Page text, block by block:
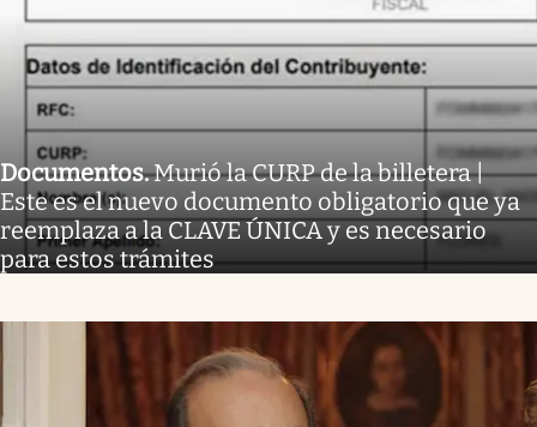
Documentos.Murió la CURP de la billetera |
Este es el nuevo documento obligatorio que ya
reemplaza a la CLAVE ÚNICA y es necesario
para estos trámites